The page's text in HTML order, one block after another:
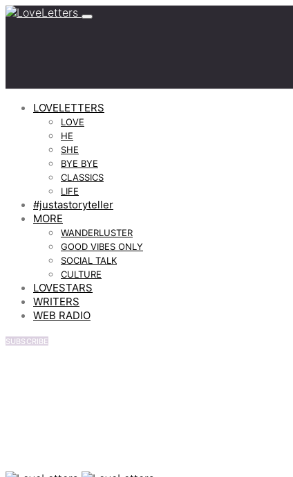
LOVELETTERS
LOVE
HE
SHE
BYE BYE
CLASSICS
LIFE
#justastoryteller
MORE
WANDERLUSTER
GOOD VIBES ONLY
SOCIAL TALK
CULTURE
LOVESTARS
WRITERS
WEB RADIO
SUBSCRIBE